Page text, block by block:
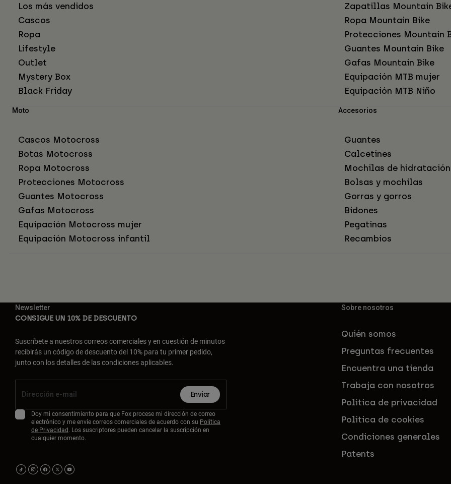
Los más vendidos
Cascos
Ropa
Lifestyle
Outlet
Mystery Box
Black Friday
Zapatillas Mountain
Ropa Mountain Bike
Protecciones Mountain
Guantes Mountain Bike
Gafas Mountain Bike
Equipación MTB mujer
Equipación MTB Niño
Moto
Cascos Motocross
Botas Motocross
Ropa Motocross
Protecciones Motocross
Guantes Motocross
Gafas Motocross
Equipación Motocross mujer
Equipación Motocross infantil
Accesorios
Guantes
Calcetines
Mochilas de hidratación
Bolsas y mochilas
Gorras y gorros
Bidones
Pegatinas
Recambios
Newsletter
CONSIGUE UN 10% DE DESCUENTO
Suscríbete a nuestros correos comerciales y en cuestión de minutos
recibirás un código de descuento del 10% para tu primer pedido,
junto con los detalles de las condiciones aplicables.
Enviar
Doy mi consentimiento para que Fox procese mi dirección de correo
electrónico y me envíe correos comerciales de acuerdo con su Política
de Privacidad. Los suscriptores pueden cancelar la suscripción en
cualquier momento.
Sobre nosotros
Quién somos
Preguntas frecuentes
Encuentra una tienda
Trabaja con nosotros
Política de privacidad
Política de cookies
Condiciones generales
Patents